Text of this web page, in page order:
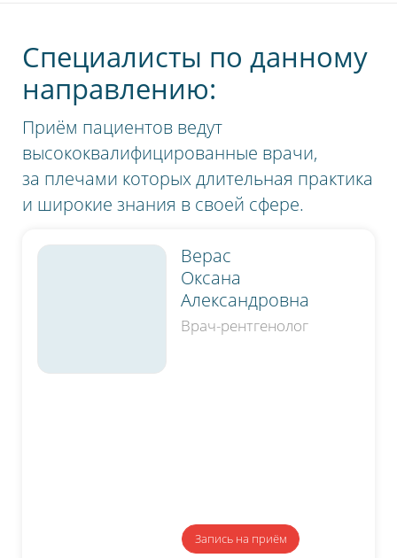
Специалисты по данному
направлению:
Приём пациентов ведут
высококвалифицированные врачи,
за плечами которых длительная практика
и широкие знания в своей сфере.
Верас
Оксана
Александровна
Врач-рентгенолог
Записьна приём
персональных данных